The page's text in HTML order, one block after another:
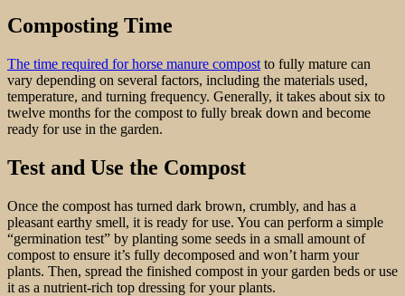
Composting Time
The time required for horse manure compost to fully mature can
vary depending on several factors, including the materials used,
temperature, and turning frequency. Generally, it takes about six to
twelve months for the compost to fully break down and become
ready for use in the garden.
Test and Use the Compost
Once the compost has turned dark brown, crumbly, and has a
pleasant earthy smell, it is ready for use. You can perform a simple
“germination test” by planting some seeds in a small amount of
compost to ensure it’s fully decomposed and won’t harm your
plants. Then, spread the finished compost in your garden beds or use
it as a nutrient-rich top dressing for your plants.